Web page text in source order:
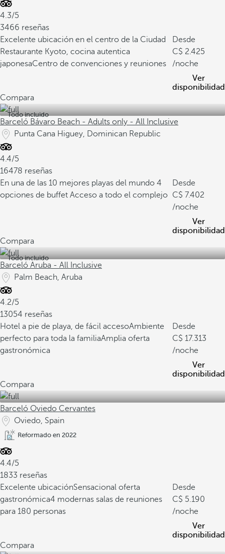
4.3/5
3466 reseñas
Excelente ubicación en el centro de la Ciudad
Restaurante Kyoto, cocina autentica
japonesaCentro de convenciones y reuniones
Desde
2.425
/noche
Ver
disponibilidad
Compara
Todo incluido
Barceló Bávaro Beach - Adults only - All Inclusive
Punta Cana Higuey, Dominican Republic
4.4/5
16478 reseñas
En una de las 10 mejores playas del mundo 4
opciones de buffet Acceso a todo el complejo
Desde
7.402
/noche
Ver
disponibilidad
Compara
Todo incluido
Barceló Aruba - All Inclusive
Palm Beach, Aruba
4.2/5
13054 reseñas
Hotel a pie de playa, de fácil accesoAmbiente
perfecto para toda la familiaAmplia oferta
gastronómica
Desde
17.313
/noche
Ver
disponibilidad
Compara
Barceló Oviedo Cervantes
Oviedo, Spain
Reformado en 2022
4.4/5
1833 reseñas
Excelente ubicaciónSensacional oferta
gastronómica4 modernas salas de reuniones
para 180 personas
Desde
5.190
/noche
Ver
disponibilidad
Compara